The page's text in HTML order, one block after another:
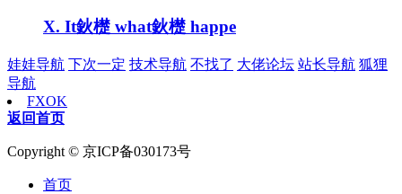
X. It鈥檚 what鈥檚 happe
娃娃导航 下次一定 技术导航 不找了 大佬论坛 站长导航 狐狸
导航
FXOK
返回首页
Copyright © 京ICP备030173号
首页